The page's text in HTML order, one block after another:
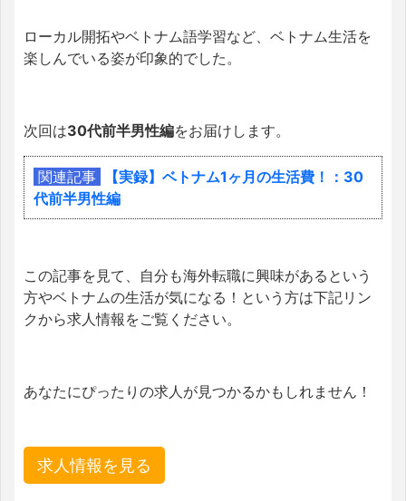
ローカル開拓やベトナム語学習など、ベトナム生活を
楽しんでいる姿が印象的でした。
次回は30代前半男性編をお届けします。
関連記事
【実録】ベトナム1ヶ月の生活費！：30
代前半男性編
この記事を見て、自分も海外転職に興味があるという
方やベトナムの生活が気になる！という方は下記リン
クから求人情報をご覧ください。
あなたにぴったりの求人が見つかるかもしれません！
求人情報を見る